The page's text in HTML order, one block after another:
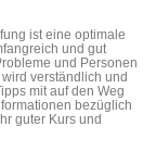
ist eine optimale
und gut
und Personen
verständlich und
mit auf den Weg
bezüglich
guter Kurs und